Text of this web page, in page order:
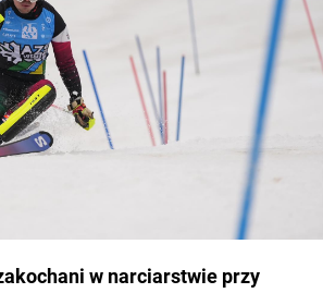
w narciarstwie przy